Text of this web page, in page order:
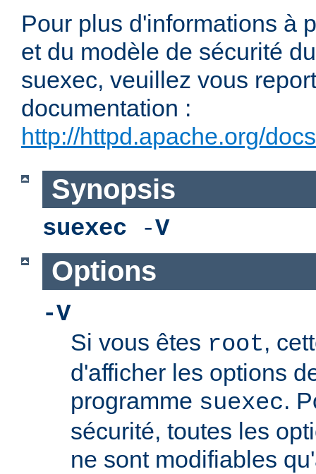
Pour plus d'informations à
et du modèle de sécurité
suexec, veuillez vous
documentation :
http://httpd.apache.org/
Synopsis
suexec -V
Options
-V
Si vous êtes root,
d'afficher les options
programme suexec.
sécurité, toutes les
ne sont modifiables